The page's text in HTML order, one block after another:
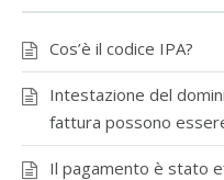
Cos’è il codice IPA?
Intestazione del
fattura possono
Il pagamento è stato